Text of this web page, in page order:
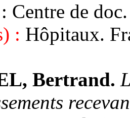
: Centre de doc.
: Hôpitaux.
Bertrand.